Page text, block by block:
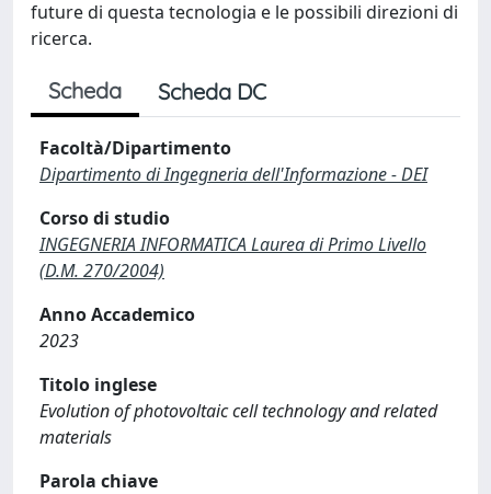
future di questa tecnologia e le possibili direzioni di
ricerca.
Scheda Scheda DC
Facoltà/Dipartimento
Dipartimento di Ingegneria dell'Informazione - DEI
Corso di studio
INGEGNERIA INFORMATICA Laurea di Primo Livello
(D.M. 270/2004)
Anno Accademico
2023
Titolo inglese
Evolution of photovoltaic cell technology and related
materials
Parola chiave